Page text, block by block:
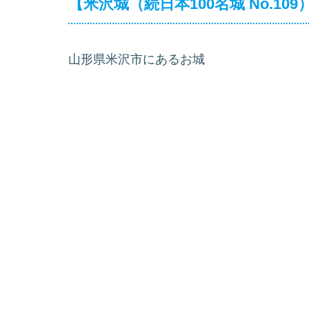
【米沢城（続日本100名城 No.109
山形県米沢市にあるお城